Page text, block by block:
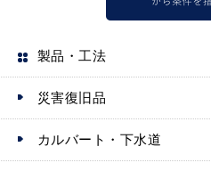
製品・工法
災害復旧品
カルバート・下水道